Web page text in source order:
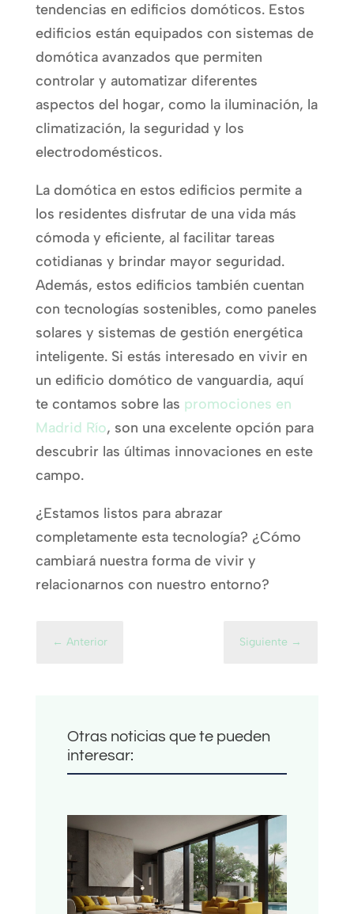
tendencias en edificios domóticos. Estos
edificios están equipados con sistemas de
domótica avanzados que permiten
controlar y automatizar diferentes
aspectos del hogar, como la iluminación, la
climatización, la seguridad y los
electrodomésticos.
La domótica en estos edificios permite a
los residentes disfrutar de una vida más
cómoda y eficiente, al facilitar tareas
cotidianas y brindar mayor seguridad.
Además, estos edificios también cuentan
con tecnologías sostenibles, como paneles
solares y sistemas de gestión energética
inteligente. Si estás interesado en vivir en
un edificio domótico de vanguardia, aquí
te contamos sobre las promociones en
Madrid Río, son una excelente opción para
descubrir las últimas innovaciones en este
campo.
¿Estamos listos para abrazar
completamente esta tecnología? ¿Cómo
cambiará nuestra forma de vivir y
relacionarnos con nuestro entorno?
← Anterior Siguiente →
Otras noticias que te pueden
interesar: